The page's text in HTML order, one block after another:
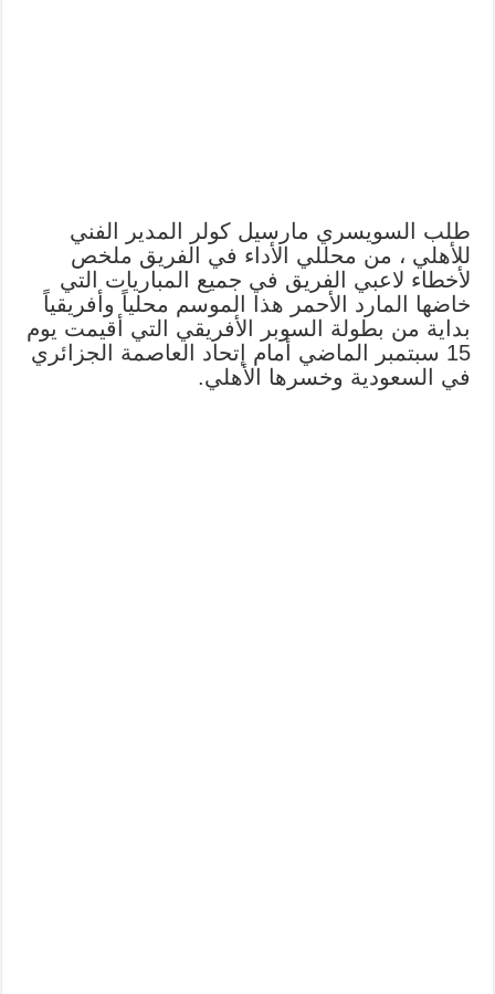
طلب السويسري مارسيل كولر المدير الفني
للأهلي ، من محللي الأداء في الفريق ملخص
لأخطاء لاعبي الفريق في جميع المباريات التي
خاضها المارد الأحمر هذا الموسم محلياً وأفريقياً
بداية من بطولة السوبر الأفريقي التي أقيمت يوم
15 سبتمبر الماضي أمام إتحاد العاصمة الجزائري
في السعودية وخسرها الأهلي.